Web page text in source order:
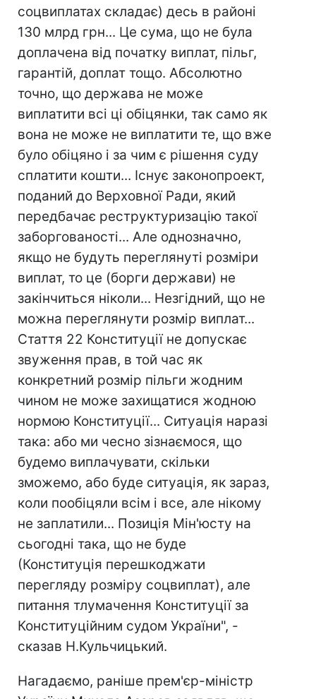
соцвиплатах складає) десь в районі
130 млрд грн... Це сума, що не була
доплачена від початку виплат, пільг,
гарантій, доплат тощо. Абсолютно
точно, що держава не може
виплатити всі ці обіцянки, так само як
вона не може не виплатити те, що вже
було обіцяно і за чим є рішення суду
сплатити кошти... Існує законопроект,
поданий до Верховної Ради, який
передбачає реструктуризацію такої
заборгованості... Але однозначно,
якщо не будуть переглянуті розміри
виплат, то це (борги держави) не
закінчиться ніколи... Незгідний, що не
можна переглянути розмір виплат...
Стаття 22 Конституції не допускає
звуження прав, в той час як
конкретний розмір пільги жодним
чином не може захищатися жодною
нормою Конституції... Ситуація наразі
така: або ми чесно зізнаємося, що
будемо виплачувати, скільки
зможемо, або буде ситуація, як зараз,
коли пообіцяли всім і все, але нікому
не заплатили... Позиція Мін'юсту на
сьогодні така, що не буде
(Конституція перешкоджати
перегляду розміру соцвиплат), але
питання тлумачення Конституції за
Конституційним судом України", -
сказав Н.Кульчицький.
Нагадаємо, раніше прем'єр-міністр